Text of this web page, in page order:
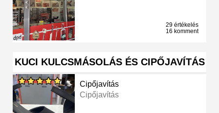
29 értékelés
16 komment
KUCI KULCSMÁSOLÁS ÉS CIPŐJAVÍTÁS
Cipőjavítás
Cipőjavítás